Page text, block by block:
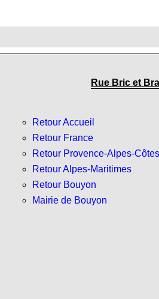
Rue Bric et
Retour Accueil
Retour France
Retour Provence-Alpes-
Retour Alpes-Maritimes
Retour Bouyon
Mairie de Bouyon